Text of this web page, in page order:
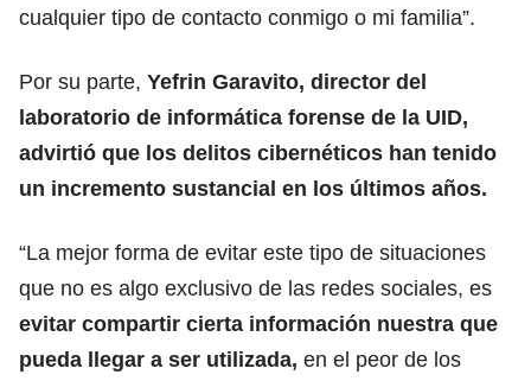
cualquier tipo de contacto conmigo o mi familia”.
Por su parte, Yefrin Garavito, director del
laboratorio de informática forense de la UID,
advirtió que los delitos cibernéticos han tenido
un incremento sustancial en los últimos años.
“La mejor forma de evitar este tipo de situaciones
que no es algo exclusivo de las redes sociales, es
evitar compartir cierta información nuestra que
pueda llegar a ser utilizada, en el peor de los